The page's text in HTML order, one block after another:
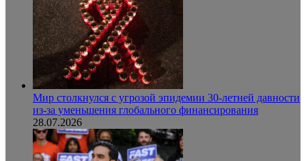
Мир столкнулся с угрозой эпидемии 30-летней давности
из-за уменьшения глобального финансирования
28.07.2026